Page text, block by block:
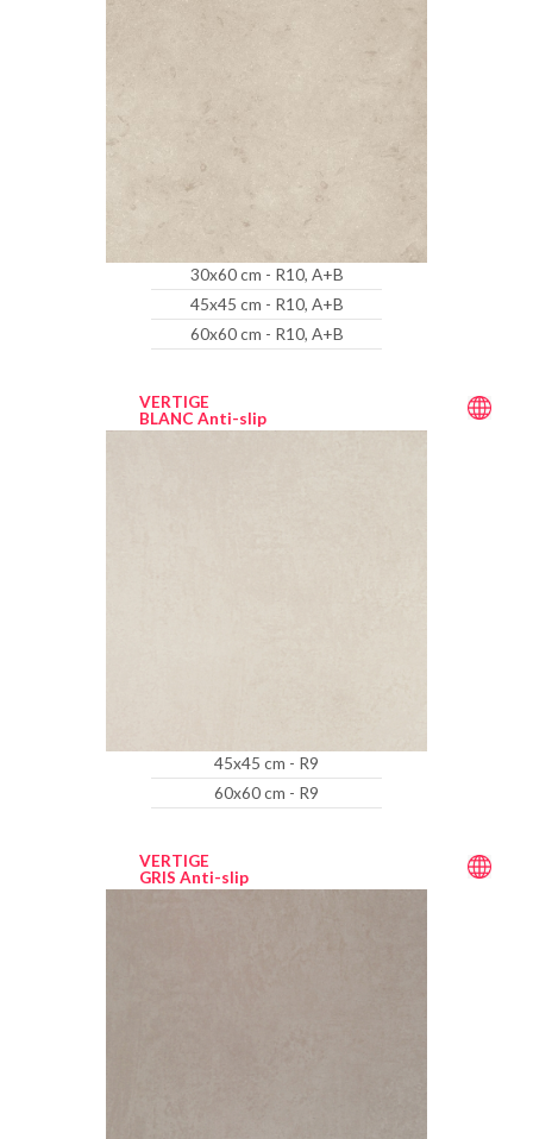
30x60 cm - R10, A+B
45x45 cm - R10, A+B
60x60 cm - R10, A+B
VERTIGE
BLANC Anti-slip
45x45 cm - R9
60x60 cm - R9
VERTIGE
GRIS Anti-slip